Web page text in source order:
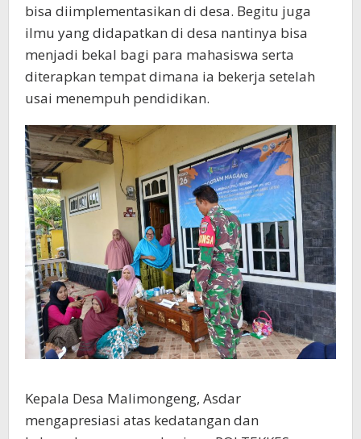
bisa diimplementasikan di desa. Begitu juga
ilmu yang didapatkan di desa nantinya bisa
menjadi bekal bagi para mahasiswa serta
diterapkan tempat dimana ia bekerja setelah
usai menempuh pendidikan.
Kepala Desa Malimongeng, Asdar
mengapresiasi atas kedatangan dan